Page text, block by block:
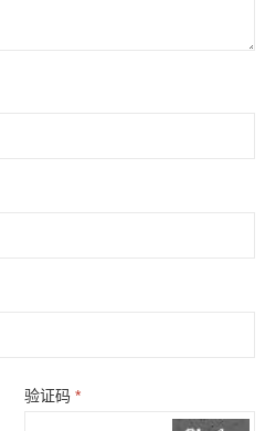
验证码*